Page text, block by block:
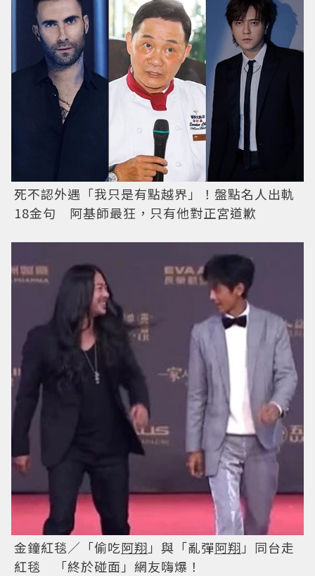
死不認外遇「我只是有點越界」！盤點名人出軌
18金句 阿基師最狂，只有他對正宮道歉
金鐘紅毯／「偷吃阿翔 」與「亂彈阿翔 」同台走
紅毯 「終於碰面」網友嗨爆！